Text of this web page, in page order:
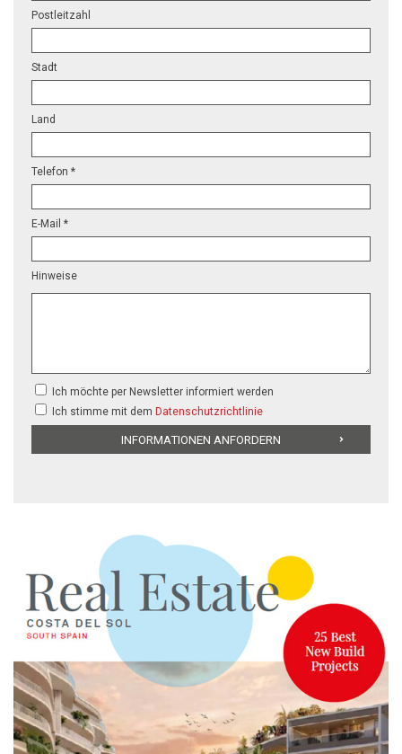
Postleitzahl
Stadt
Land
Telefon *
E-Mail *
Hinweise
Ich möchte per Newsletter informiert werden
Ich stimme mit dem Datenschutzrichtlinie